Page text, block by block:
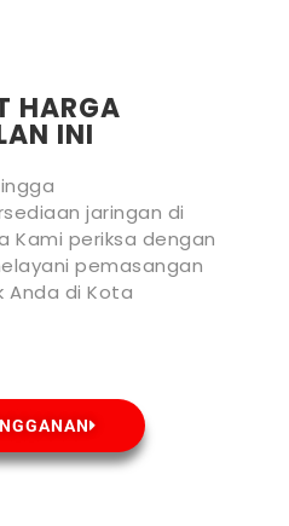
HARGA
INI
jaringan di
Kami periksa dengan
pemasangan
Anda di Kota